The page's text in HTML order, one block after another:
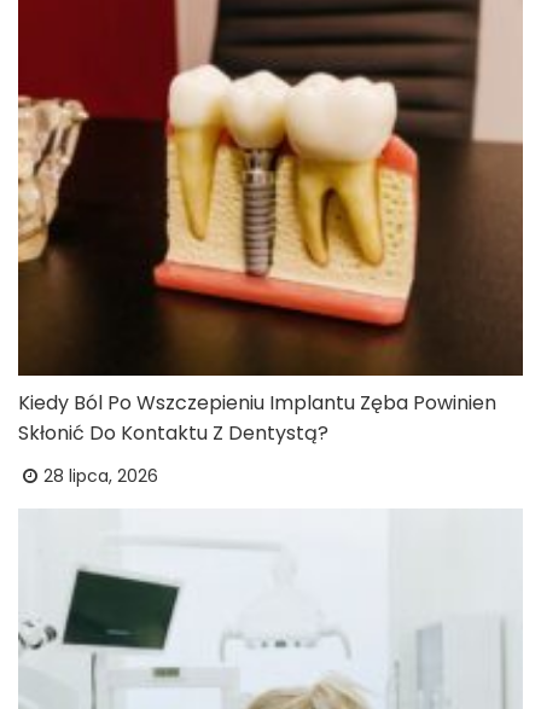
Kiedy Ból Po Wszczepieniu Implantu Zęba Powinien
Skłonić Do Kontaktu Z Dentystą?
28 lipca, 2026